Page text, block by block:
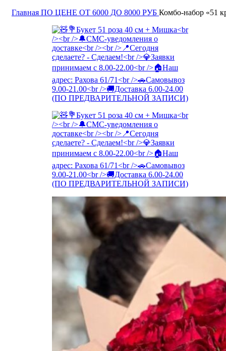
Главная ПО ЦЕНЕ ОТ 6000 ДО 8000 РУБ Комбо-набор «51